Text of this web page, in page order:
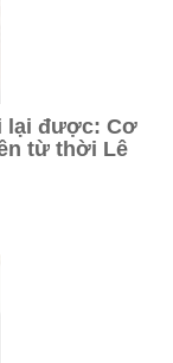
lại được: Cơ
từ thời Lê